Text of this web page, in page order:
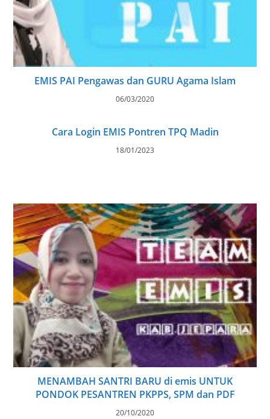
EMIS PAI Pengawas dan GURU Agama Islam
06/03/2020
Cara Login EMIS Pontren TPQ Madin
18/01/2023
MENAMBAH SANTRI BARU di emis UNTUK
PONDOK PESANTREN PKPPS, SPM dan PDF
20/10/2020